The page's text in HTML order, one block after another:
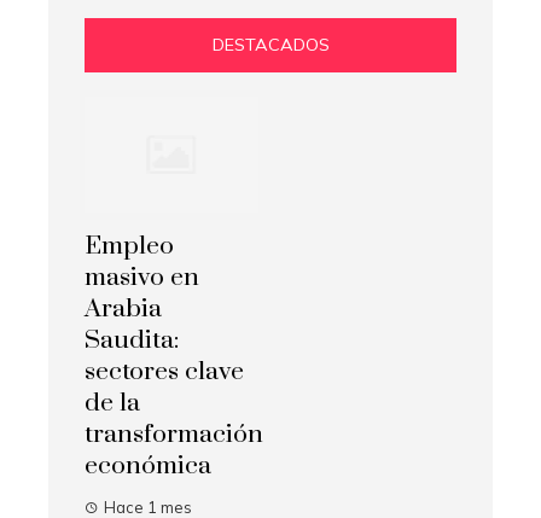
DESTACADOS
Empleo
masivo en
Arabia
Saudita:
sectores clave
de la
transformación
económica
Hace 1 mes